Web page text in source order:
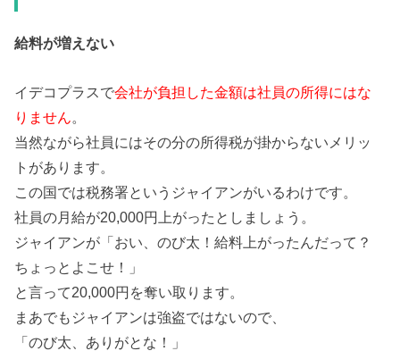
給料が増えない
イデコプラスで会社が負担した金額は社員の所得にはな
りません。
当然ながら社員にはその分の所得税が掛からないメリッ
トがあります。
この国では税務署というジャイアンがいるわけです。
社員の月給が20,000円上がったとしましょう。
ジャイアンが「おい、のび太！給料上がったんだって？
ちょっとよこせ！」
と言って20,000円を奪い取ります。
まあでもジャイアンは強盗ではないので、
「のび太、ありがとな！」